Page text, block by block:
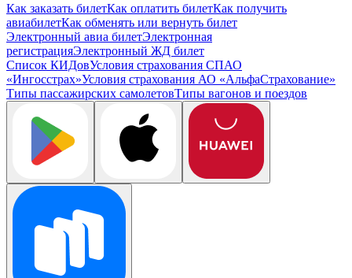
Как заказать билетКак оплатить билетКак получить
авиабилетКак обменять или вернуть билет
Электронный авиа билетЭлектронная
регистрацияЭлектронный ЖД билет
Список КИДовУсловия страхования СПАО
«Ингосстрах»Условия страхования АО «АльфаСтрахование»
Типы пассажирских самолетовТипы вагонов и поездов